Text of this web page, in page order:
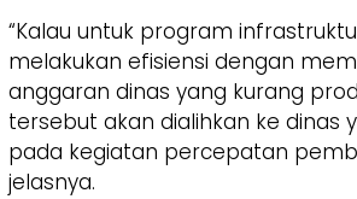
“Kalau untuk program
melakukan efisiensi dengan
anggaran dinas yang kurang
tersebut akan dialihkan ke dinas
pada kegiatan percepatan
jelasnya.